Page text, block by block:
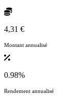
4,31 €
Montant annualisé
0.98%
Rendement annualisé